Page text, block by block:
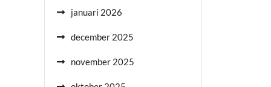
januari 2026
december 2025
november 2025